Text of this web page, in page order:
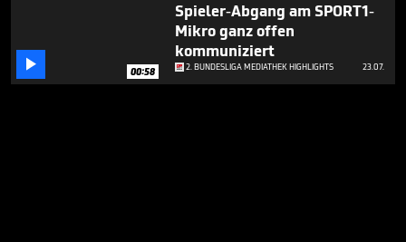
 00:58
Spieler-Abgang am SPORT1-
Mikro ganz offen
kommuniziert
2. BUNDESLIGA MEDIATHEK HIGHLIGHTS 23.07.